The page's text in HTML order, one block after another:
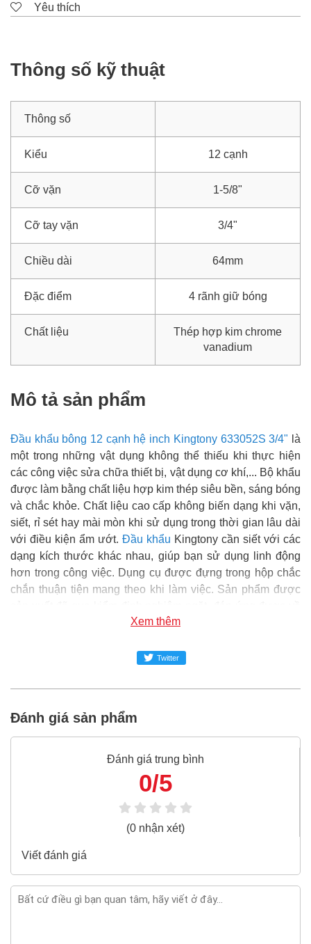
Yêu thích
Thông số kỹ thuật
Thông số
Kiểu 12 cạnh
Cỡ vặn 1-5/8"
Cỡ tay vặn 3/4"
Chiều dài 64mm
Đặc điểm 4 rãnh giữ bóng
Chất liệu
Thép hợp kim chrome
vanadium
Mô tả sản phẩm
Đầu khẩu bông 12 cạnh hệ inch Kingtony 633052S 3/4" là
một trong những vật dụng không thể thiếu khi thực hiện
các công việc sửa chữa thiết bị, vật dụng cơ khí,... Bộ khẩu
được làm bằng chất liệu hợp kim thép siêu bền, sáng bóng
và chắc khỏe. Chất liệu cao cấp không biến dạng khi vặn,
siết, rỉ sét hay mài mòn khi sử dụng trong thời gian lâu dài
với điều kiện ẩm ướt. Đầu khẩu Kingtony cần siết với các
dạng kích thước khác nhau, giúp bạn sử dụng linh động
hơn trong công việc. Dụng cụ được đựng trong hộp chắc
chắn thuận tiện mang theo khi làm việc. Sản phẩm được
tiêu chuẩn kỹ thuật, chất lượng đảm bảo và an toàn trong
phân phối và cung cấp sản phẩm Đầu khẩu
Đại siêu thị Vật tư phụ tùng SUPER-MRO.COM hơn 10
năm kinh nghiệm trong ngành dụng cụ cầm tay, vật tư phụ
tùng, đại diện phân phối của Asaki, Stanley, Bosch, Makita,
Kingtony, Toptul, Sata, TONE, Yato là những hãng sản
xuất thiết bị công nghiệp, Đầu khẩu nổi tiếng Việt Nam và
Đầu khẩu bông 12 cạnh hệ inch Kingtony
633052S 3/4" là sản phẩm nổi tiếng của hãng
Kingtony, bạn có thể mua Đầu khẩu bông 12
cạnh hệ inch Kingtony 633052S 3/4" giá rẻ nhất
tại Super-mro chỉ với 199,100đ/Cái
Xem thêm
Twitter
Đánh giá sản phẩm
Đánh giá trung bình
0/5
(0 nhận xét)
Viết đánh giá